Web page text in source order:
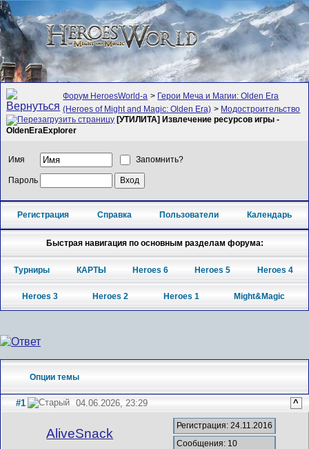
Форум HeroesWorld-а > Герои Меча и Магии: Olden Era
(Heroes of Might and Magic: Olden Era) > Модостроительство
[УТИЛИТА] Извлечение ресурсов игры -
OldenEraExplorer
Имя Запомнить?
Пароль
Регистрация Справка Пользователи Календарь
Быстрая навигация по основным разделам форума:
Турниры КАРТЫ Heroes 6 Heroes 5 Heroes 4
Heroes 3 Heroes 2 Heroes 1 Might&Magic
Опции темы
#1 04.06.2026, 23:29 ^
AliveSnack
Регистрация: 24.11.2016
Сообщения: 10